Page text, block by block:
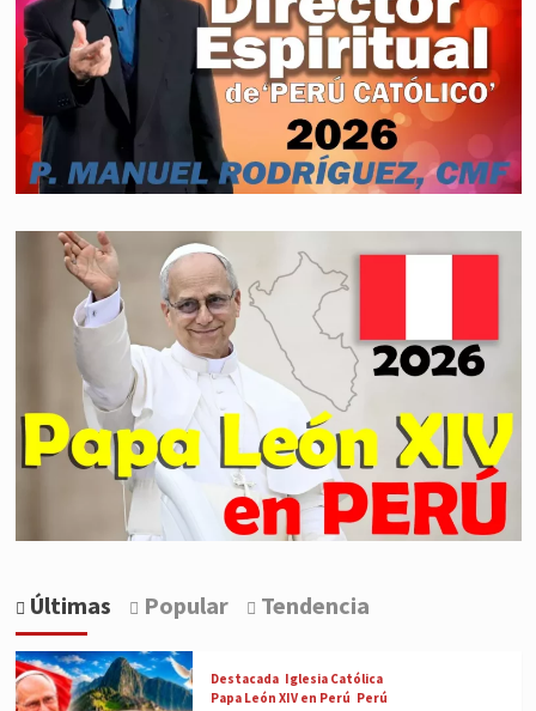
fiesta
Últimas Popular Tendencia
Destacada Iglesia Católica
Papa León XIV en Perú Perú